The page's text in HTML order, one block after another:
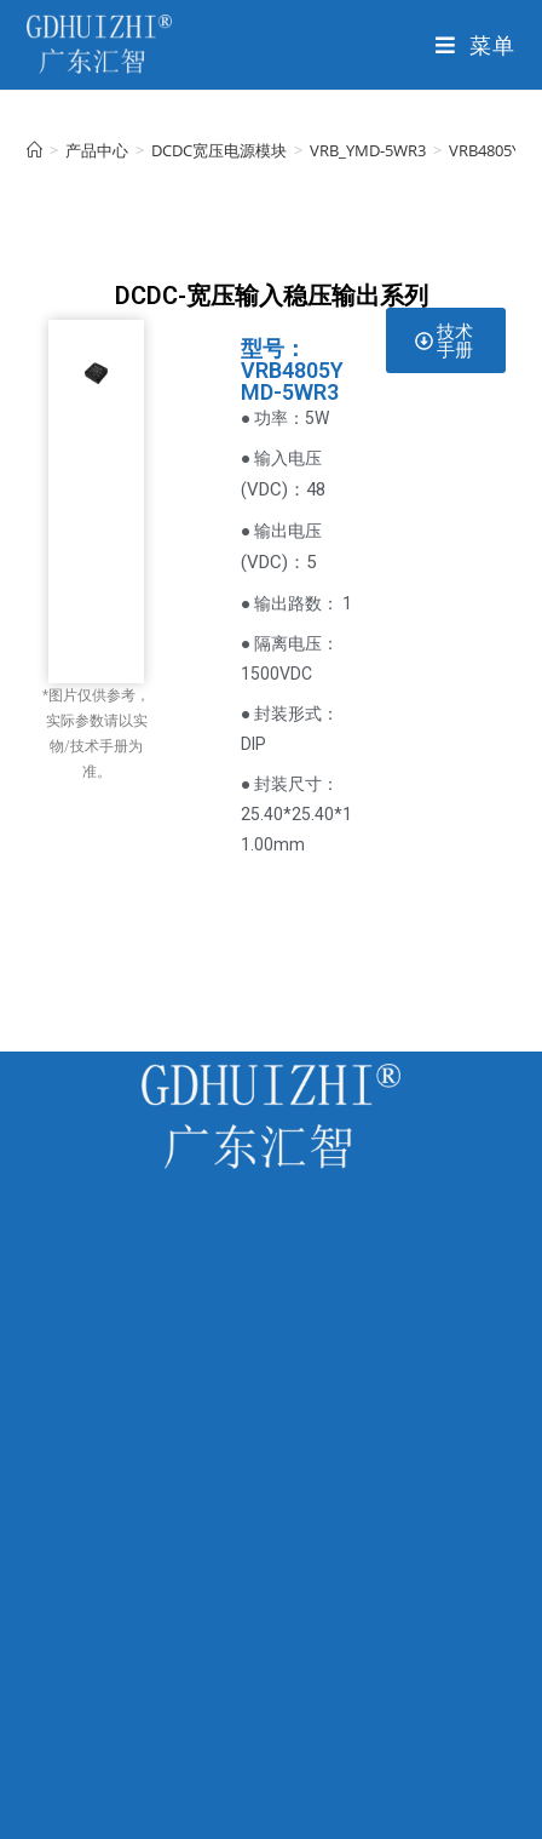
菜单
> 产品中心 > DCDC宽压电源模块 > VRB_YMD-5WR3 >
DCDC-宽压输入稳压输出系列
*图片仅供参考，
实际参数请以实
物/技术手册为
准。
型号：
VRB4805Y
MD-5WR3
● 功率：5W
● 输入电压
(VDC)：48
● 输出电压
(VDC) ：5
● 输出路数： 1
● 隔离电压：
1500VDC
● 封装形式：
DIP
● 封装尺寸：
25.40*25.40*1
1.00mm
技术
手册